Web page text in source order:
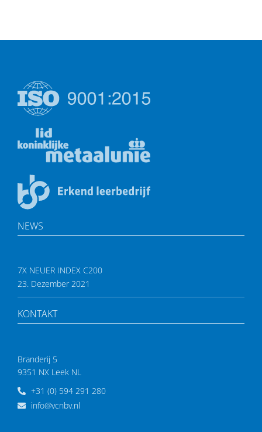
NEWS
7X NEUER INDEX C200
23. Dezember 2021
KONTAKT
Branderij 5
9351 NX Leek NL
+31 (0) 594 291 280
info@vcnbv.nl